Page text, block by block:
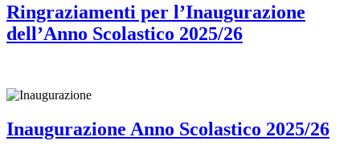
Ringraziamenti per l’Inaugurazione
dell’Anno Scolastico 2025/26
Inaugurazione Anno Scolastico 2025/26